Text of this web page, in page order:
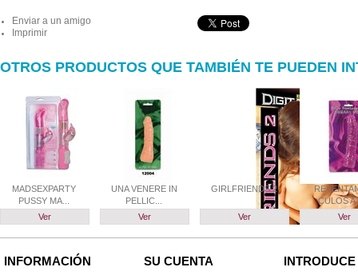
Enviar a un amigo
Imprimir
OTROS PRODUCTOS QUE TAMBIÉN TE PUEDEN
MADSEXPARTY
PUSSY MA...
Ver
UNA VENERE IN
PELLIC...
Ver
GIRLFRIENDS 2
Ver
CULOS A
Ver
INFORMACIÓN SU CUENTA